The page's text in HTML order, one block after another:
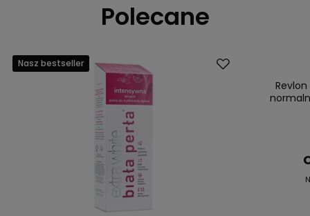
Polecane
Nasz bestseller
Nasz